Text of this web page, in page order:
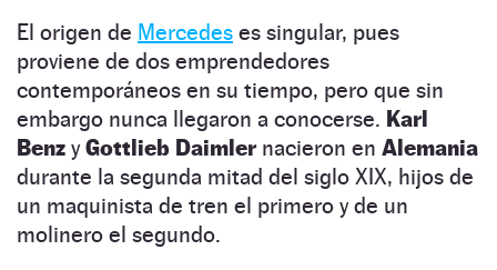
El origen de Mercedes es singular, pues
proviene de dos emprendedores
contemporáneos en su tiempo, pero que sin
embargo nunca llegaron a conocerse. Karl
Benz yGottlieb Daimlernacieron en Alemania
durante la segunda mitad del siglo XIX, hijos de
un maquinista de tren el primero y de un
molinero el segundo.